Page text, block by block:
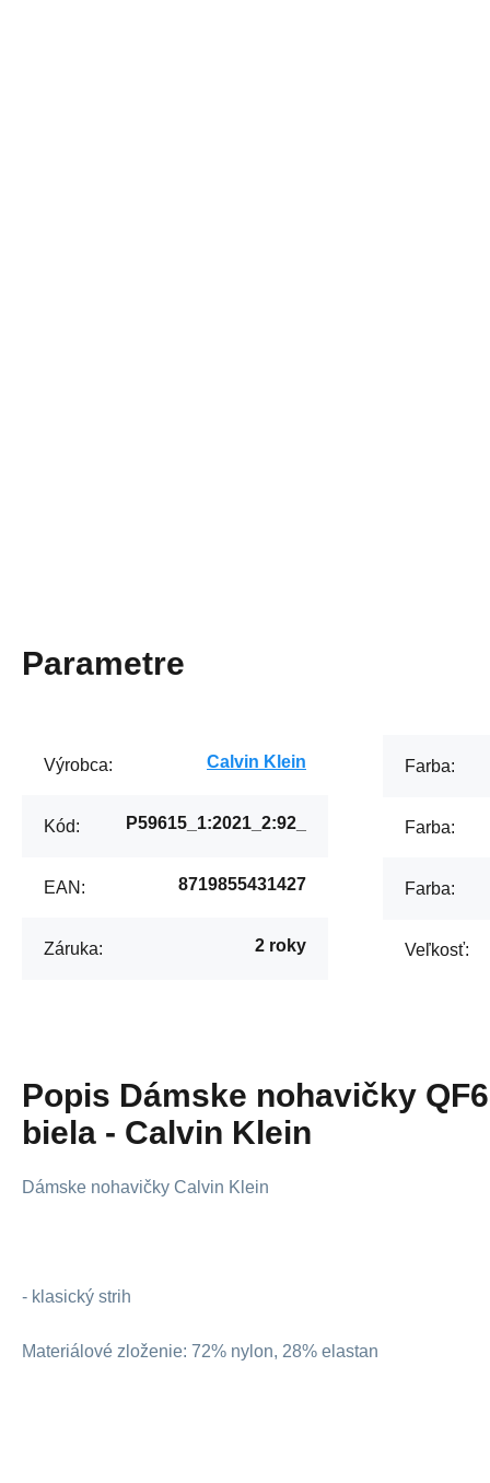
Parametre
Výrobca: Calvin Klein
Kód: P59615_1:2021_2:92_
EAN: 8719855431427
Záruka: 2 roky
Farba:
Farba:
Farba:
Veľkosť:
Popis Dámske nohavičky
biela - Calvin Klein
Dámske nohavičky Calvin Klein
- klasický strih
Materiálové zloženie: 72% nylon, 28% elastan